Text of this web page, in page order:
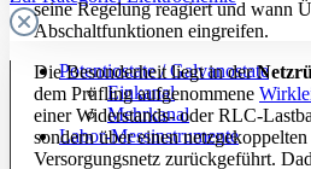
Potentiostate / Galvanostate
Einkanal
Mehrkanal
Labor-Messinstrumente
seine Regelung reagiert und wann
Abschaltfunktionen eingreifen.
Die Besonderheit liegt in der
dem Prüfling aufgenommene
einer Widerstands- oder RLC-
sondern über einen
Versorgungsnetz zurückgeführt.